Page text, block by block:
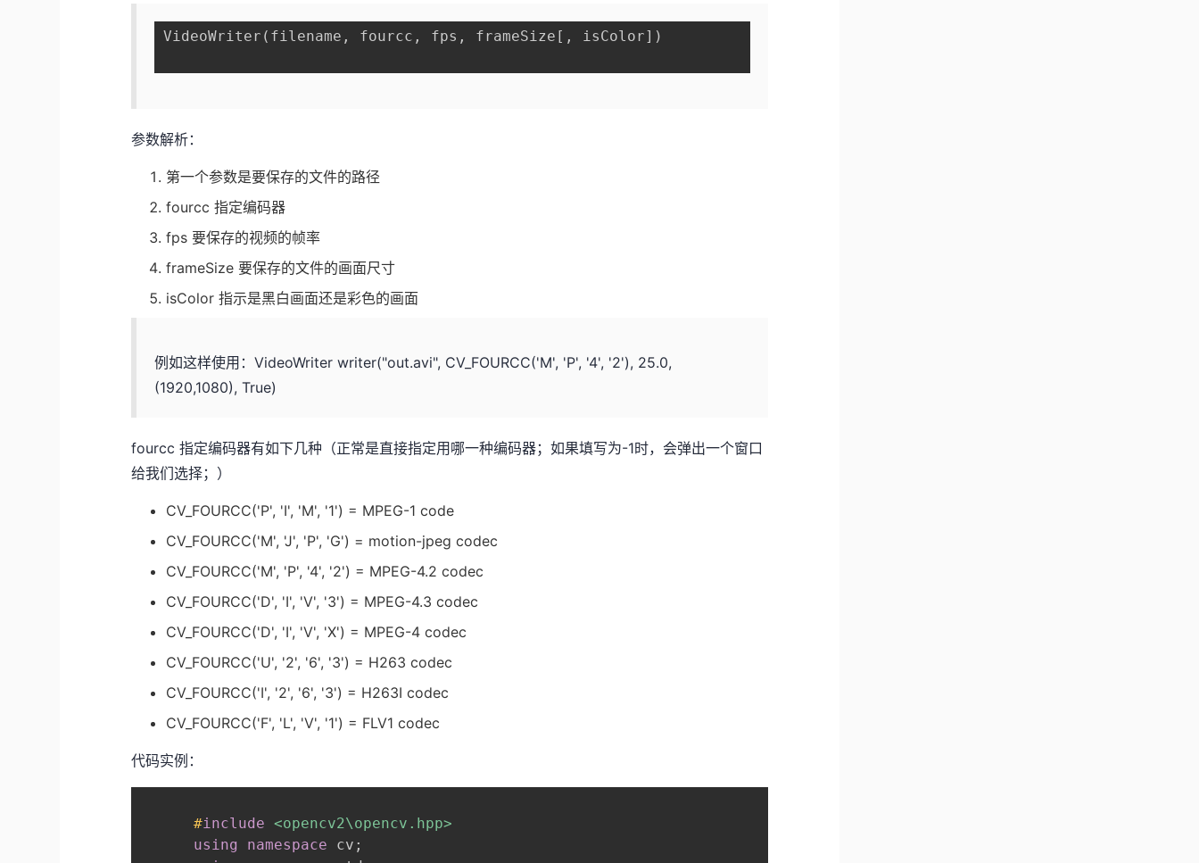
VideoWriter(filename, fourcc, fps, frameSize[, isColor])
参数解析：
第一个参数是要保存的文件的路径
fourcc 指定编码器
fps 要保存的视频的帧率
frameSize 要保存的文件的画面尺寸
isColor 指示是黑白画面还是彩色的画面
例如这样使用：VideoWriter writer("out.avi", CV_FOURCC('M', 'P', '4', '2'), 25.0,
(1920,1080), True)
fourcc 指定编码器有如下几种（正常是直接指定用哪一种编码器；如果填写为-1时，会弹出一个窗口
给我们选择；）
CV_FOURCC('P', 'I', 'M', '1') = MPEG-1 code
CV_FOURCC('M', 'J', 'P', 'G') = motion-jpeg codec
CV_FOURCC('M', 'P', '4', '2') = MPEG-4.2 codec
CV_FOURCC('D', 'I', 'V', '3') = MPEG-4.3 codec
CV_FOURCC('D', 'I', 'V', 'X') = MPEG-4 codec
CV_FOURCC('U', '2', '6', '3') = H263 codec
CV_FOURCC('I', '2', '6', '3') = H263I codec
CV_FOURCC('F', 'L', 'V', '1') = FLV1 codec
代码实例：
#include <opencv2\opencv.hpp>
using
namespace cv ;